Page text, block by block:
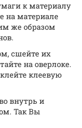
к материалу
на материале
же образом
сшейте их
на оверлоке.
клеевую
внутрь и
Так Вы